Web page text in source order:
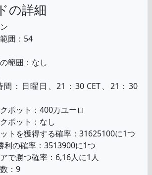
の詳細
囲：54
範囲：なし
間：日曜日、21：30 CET、21：30
ポット：400万ユーロ
ポット：なし
トを獲得する確率：31625100に1つ
利の確率：3513900に1つ
で勝つ確率：6,16人に1人
：9